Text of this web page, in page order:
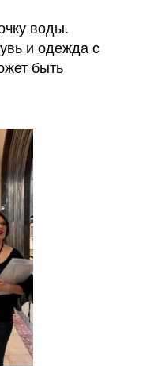
воды.
и одежда с
быть